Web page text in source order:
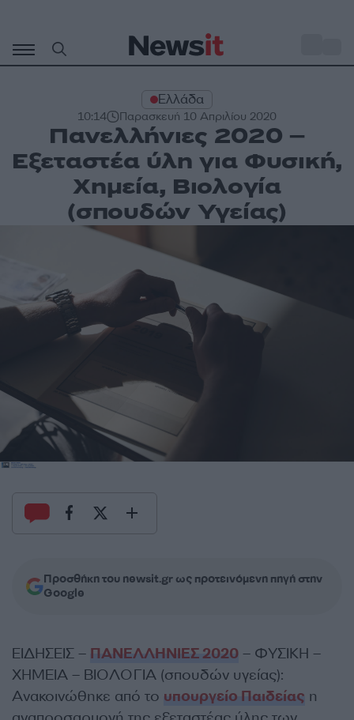
περιεχόμενο
Ελλάδα
10:14 Παρασκευή 10 Απριλίου 2020
Πανελλήνιες 2020 –
Εξεταστέα ύλη για Φυσική,
Χημεία, Βιολογία
(σπουδών Υγείας)
Προσθήκη του newsit.gr ως προτεινόμενη πηγή στην
Google
ΕΙΔΗΣΕΙΣ – ΠΑΝΕΛΛΗΝΙΕΣ 2020 – ΦΥΣΙΚΗ –
ΧΗΜΕΙΑ – ΒΙΟΛΟΓΙΑ (σπουδών υγείας):
Ανακοινώθηκε από το υπουργείο Παιδείας η